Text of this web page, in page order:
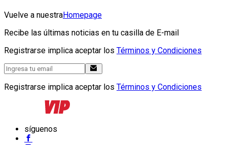
Vuelve a nuestraHomepage
Recibe las últimas noticias en tu casilla de E-mail
Registrarse implica aceptar los Términos y Condiciones
Registrarse implica aceptar los Términos y Condiciones
síguenos